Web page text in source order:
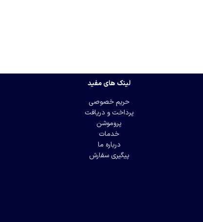
لینک های مفید
حریم خصوصی
پرداخت و دریافت
پروموشن
خدمات
درباره ما
پیگیری سفارش